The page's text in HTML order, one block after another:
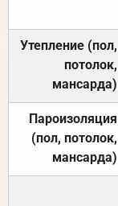
Утепление (пол,
потолок,
мансарда)
Пароизоляция
(пол, потолок,
мансарда)